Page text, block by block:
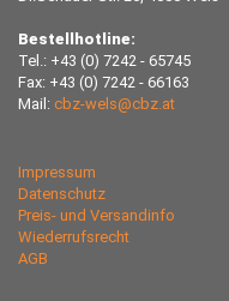
Bestellhotline:
Tel.: +43 (0) 7242 - 65745
Fax: +43 (0) 7242 - 66163
Mail: cbz-wels@cbz.at
Impressum
Datenschutz
Preis- und Versandinfo
Wiederrufsrecht
AGB